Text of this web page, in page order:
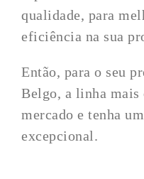
qualidade, para
eficiência na sua
Então, para o seu
Belgo, a linha mais
mercado e tenha
excepcional.